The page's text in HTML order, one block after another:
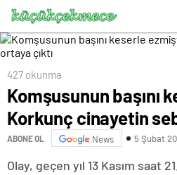
427 okunma
Komşusunun başını
Korkunç cinayetin
ABONE OL News 5 Şubat
Olay, geçen yıl 13 Kasım saat